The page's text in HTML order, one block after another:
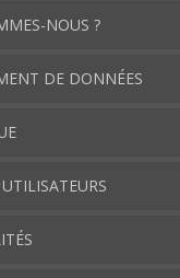
NOUS ?
DE DONNÉES
UTILISATEURS